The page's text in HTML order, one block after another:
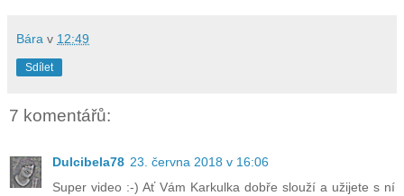
Bára v 12:49
Sdílet
7 komentářů:
Dulcibela78 23. června 2018 v 16:06
Super video :-) Ať Vám Karkulka dobře slouží a užijete s ní